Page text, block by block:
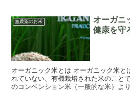
無農薬のお米
オーガニ
健康を守
オーガニック米とは オーガニック米と
れていない、有機栽培された米のこと
のコンベンション米（一般的な米）よ